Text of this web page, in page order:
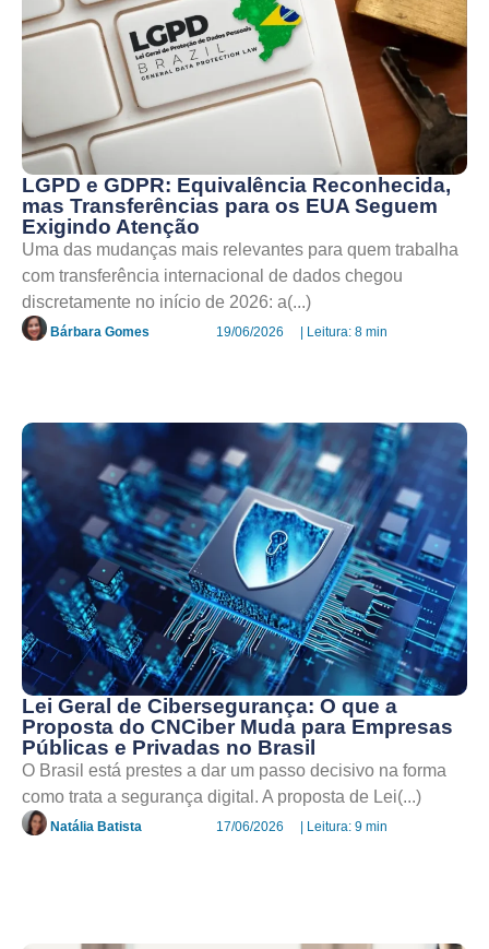
LGPD e GDPR: Equivalência Reconhecida,
mas Transferências para os EUA Seguem
Exigindo Atenção
Uma das mudanças mais relevantes para quem trabalha
com transferência internacional de dados chegou
discretamente no início de 2026: a(...)
Bárbara Gomes 19/06/2026 | Leitura: 8 min
Lei Geral de Cibersegurança: O que a
Proposta do CNCiber Muda para Empresas
Públicas e Privadas no Brasil
O Brasil está prestes a dar um passo decisivo na forma
como trata a segurança digital. A proposta de Lei(...)
Natália Batista 17/06/2026 | Leitura: 9 min